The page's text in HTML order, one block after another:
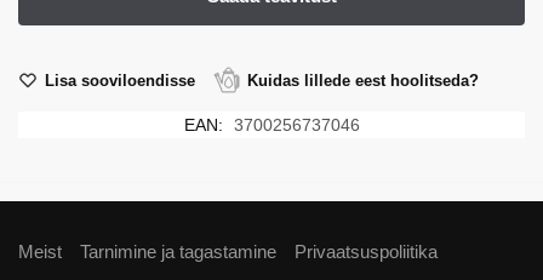
Lisa sooviloendisse Kuidas lillede eest hoolitseda?
EAN: 3700256737046
Meist Tarnimine ja tagastamine
Privaatsuspoliitika